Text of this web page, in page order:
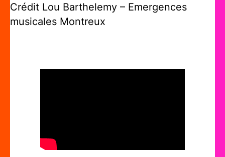
Crédit Lou Barthelemy – Emergences
musicales Montreux